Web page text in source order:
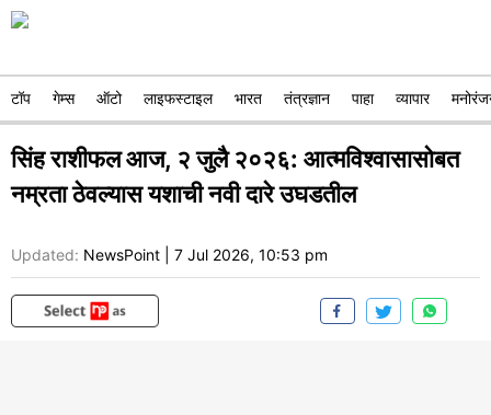
टॉप गेम्स ऑटो लाइफस्टाइल भारत तंत्रज्ञान पाहा व्यापार
सिंह राशीफल आज, २ जुलै २०२६: आत्मविश्वासासोबत
नम्रता ठेवल्यास यशाची नवी दारे उघडतील
Updated: NewsPoint 7 Jul 2026, 10:53 pm